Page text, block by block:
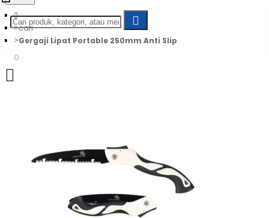
0
cari
Gergaji Lipat Portable 250mm Anti Slip